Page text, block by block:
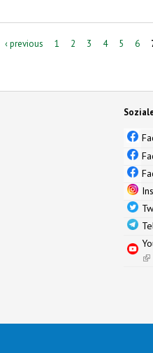
‹ previous 1 2 3 4 5 6